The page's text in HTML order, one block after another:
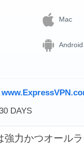
Mac
Android
DAYS
強力かつオール